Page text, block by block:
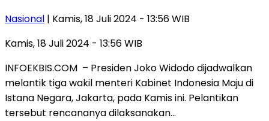
Nasional | Kamis, 18 Juli 2024 - 13:56 WIB
Kamis, 18 Juli 2024 - 13:56 WIB
INFOEKBIS.COM – Presiden Joko Widodo dijadwalkan
melantik tiga wakil menteri Kabinet Indonesia Maju di
Istana Negara, Jakarta, pada Kamis ini. Pelantikan
tersebut rencananya dilaksanakan…